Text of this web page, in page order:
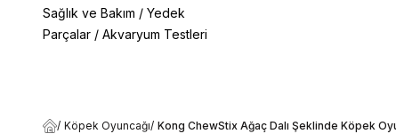
Sağlık ve Bakım / Yedek
Parçalar / Akvaryum Testleri
/ Köpek Oyuncağı/ Kong ChewStix Ağaç Dalı Şeklinde Köpek